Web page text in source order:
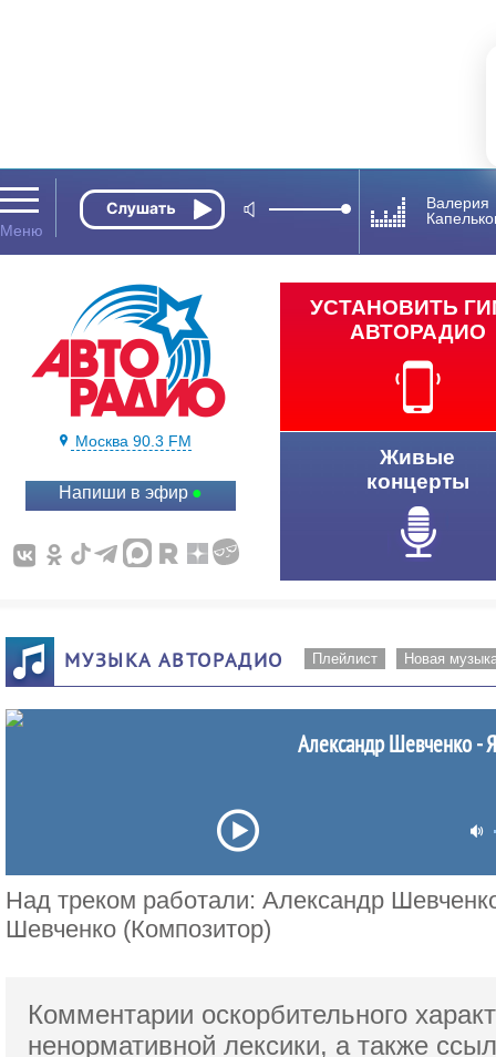
Валерия
Москва 90.3 FM
Напиши в эфир
УСТАНОВИТЬ
АВТОРАДИО
Живые
концерты
МУЗЫКА АВТОРАДИО Плейлист Новая
Александр Шевченко -
Над треком работали: Александр
Шевченко (Композитор)
Комментарии оскорбительного
ненормативной лексики, а также